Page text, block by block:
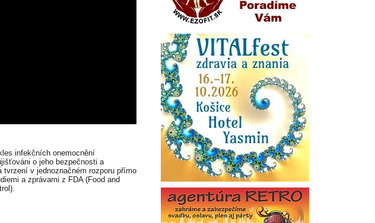
infekčních onemocnění
o jeho bezpečnosti a
v jednoznačném rozporu přímo
a zprávami z FDA (Food and